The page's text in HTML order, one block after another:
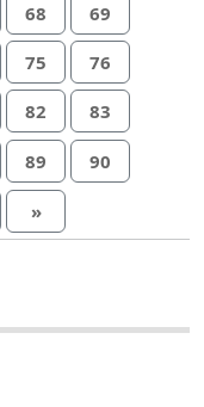
68 69
75 76
82 83
89 90
»